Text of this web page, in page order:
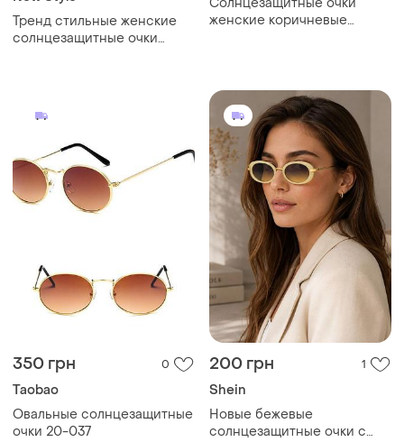
Тренд стильные женские
солнцезащитные очки
женские коричневые
350 грн 0
Taobao
Овальные солнцезащитные
очки 20-037
200 грн 1
Shein
Новые бежевые
солнцезащитные очки с